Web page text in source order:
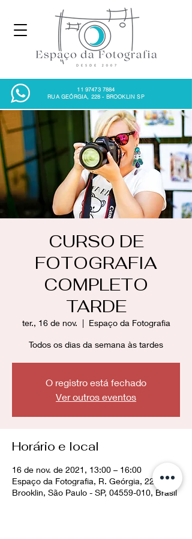
11 97473 7884
RUA GEÓRGIA, 228 - BROOKLIN SP
CURSO DE
FOTOGRAFIA
COMPLETO
TARDE
ter., 16 de nov.
  |
Espaço da Fotografia
Todos os dias da semana às tardes
O registro está fechado
Ver outros eventos
Horário e local
16 de nov. de 2021, 13:00 – 16:00
Espaço da Fotografia, R. Geórgia, 228 -
Brooklin, São Paulo - SP, 04559-010, Brasil